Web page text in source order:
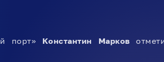
порт» Константин Марков